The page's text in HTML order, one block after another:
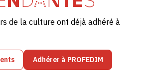
de la culture ont déjà adhéré à
Adhérer à PROFEDIM